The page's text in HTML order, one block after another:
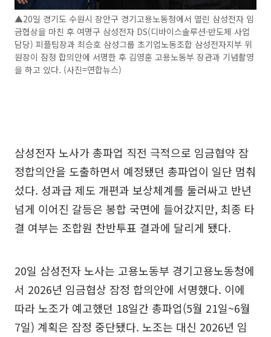
▲20일 경기도 수원시 장안구 경기고용노동청에서 열린 삼성전자 임
금협상을 마친 후 여명구 삼성전자 DS(디바이스솔루션·반도체 사업
담당) 피플팀장과 최승호 삼성그룹 초기업노동조합 삼성전자지부 위
원장이 잠정 합의안에 서명한 후 김영훈 고용노동부 장관과 기념촬영
을 하고 있다. (사진=연합뉴스)
삼성전자 노사가 총파업 직전 극적으로 임금협약 잠
정합의안을 도출하면서 예정됐던 총파업이 일단 멈춰
섰다. 성과급 제도 개편과 보상체계를 둘러싸고 반년
넘게 이어진 갈등은 봉합 국면에 들어갔지만, 최종 타
결 여부는 조합원 찬반투표 결과에 달리게 됐다.
20일 삼성전자 노사는 고용노동부 경기고용노동청에
서 2026년 임금협상 잠정 합의안에 서명했다. 이에
따라 노조가 예고했던 18일간 총파업(5월 21일~6월
7일) 계획은 잠정 중단됐다. 노조는 대신 2026년 임